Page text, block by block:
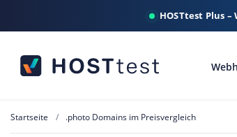
HOSTtest Plus
Startseite .photo Domains im Preisvergleich